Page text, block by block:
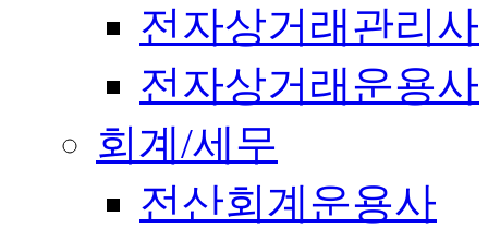
전자상거래관리사
전자상거래운용사
회계/세무
전산회계운용사